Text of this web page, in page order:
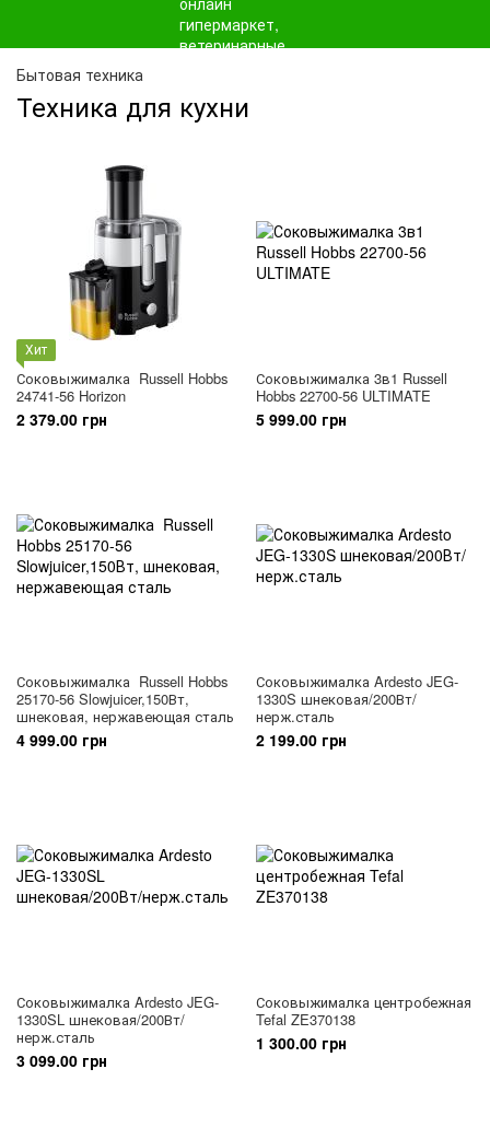
Бытовая техника
Техника для кухни
Хит
Соковыжималка Russell Hobbs
24741-56 Horizon
2 379.00 грн
Соковыжималка 3в1 Russell
Hobbs 22700-56 ULTIMATE
5 999.00 грн
Соковыжималка Russell Hobbs
25170-56 Slowjuicer,150Вт,
шнековая, нержавеющая сталь
4 999.00 грн
Соковыжималка Ardesto JEG-
1330S шнековая/200Вт/
нерж.сталь
2 199.00 грн
Соковыжималка Ardesto JEG-
1330SL шнековая/200Вт/
нерж.сталь
3 099.00 грн
Соковыжималка центробежная
Tefal ZE370138
1 300.00 грн